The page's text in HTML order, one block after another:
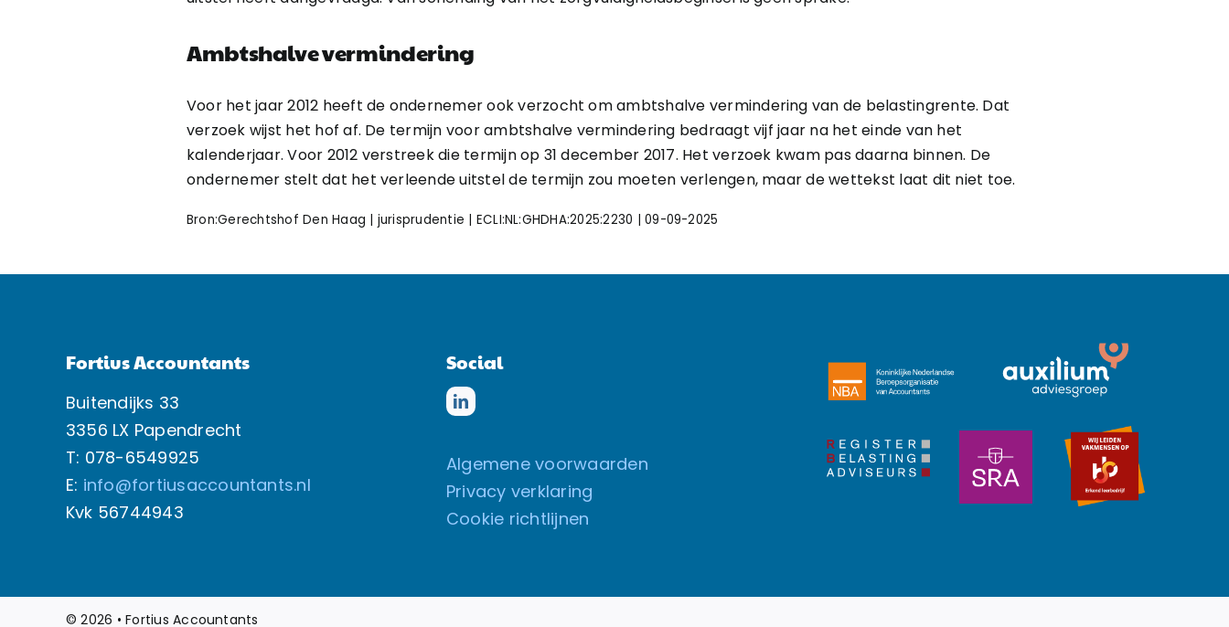
Ambtshalve vermindering
Voor het jaar 2012 heeft de ondernemer ook verzocht om ambtshalve vermindering van de belastingrente. Dat
verzoek wijst het hof af. De termijn voor ambtshalve vermindering bedraagt vijf jaar na het einde van het
kalenderjaar. Voor 2012 verstreek die termijn op 31 december 2017. Het verzoek kwam pas daarna binnen. De
ondernemer stelt dat het verleende uitstel de termijn zou moeten verlengen, maar de wettekst laat dit niet toe.
Bron:Gerechtshof Den Haag | jurisprudentie | ECLI:NL:GHDHA:2025:2230 | 09-09-2025
Fortius Accountants
Buitendijks 33
3356 LX Papendrecht
T: 078-6549925
E: info@fortiusaccountants.nl
Kvk 56744943
Social
Algemene voorwaarden
Privacy verklaring
Cookie richtlijnen
© 2026 • Fortius Accountants